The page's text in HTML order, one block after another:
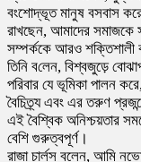
বংশোদ্ভূত মানুষ বসবাস
রাখছেন, আমাদের সমাজকে
সম্পর্ককে আরও শক্তিশালী
তি‌নি ব‌লেন, বিশ্বজুড়ে
পরিবার যে ভূমিকা পালন
বৈচিত্র্য এবং এর তরুণ
এই বৈশ্বিক অনিশ্চয়তার
বেশি গুরুত্বপূর্ণ।
রাজা চার্লস বলেন, আমি